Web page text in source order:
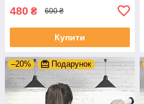
480 ₴ 600 ₴
Купити
–20% Подарунок